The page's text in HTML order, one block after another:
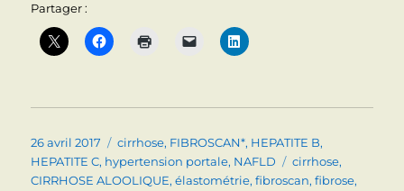
Partager :
Publié
le
26 avril 2017 Catégories
cirrhose, FIBROSCAN*, HEPATITE B,
HEPATITE C, hypertension portale, NAFLD Étiquettes
cirrhose,
CIRRHOSE ALOOLIQUE,élastométrie,fibroscan,fibrose,